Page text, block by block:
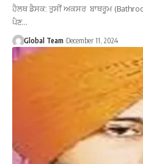
ਹੈਲਥ ਡੈਸਕ: ਤੁਸੀਂ ਅਕਸਰ ਬਾਥਰੂਮ
ਪੈਣ…
Global Team December 11, 2024